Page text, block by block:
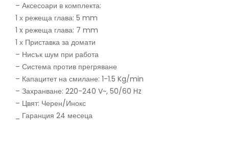
– Аксесоари в комплекта:
1 х режеща глава: 5 mm
1 x режеща глава: 7 mm
1 х Приставка за домати
– Нисък шум при работа
– Система против прегряване
– Капацитет на смилане: 1-1.5 Kg/min
– Захранване: 220-240 V~, 50/60 Hz
– Цвят: Черен/Инокс
_ Гаранция 24 месеца